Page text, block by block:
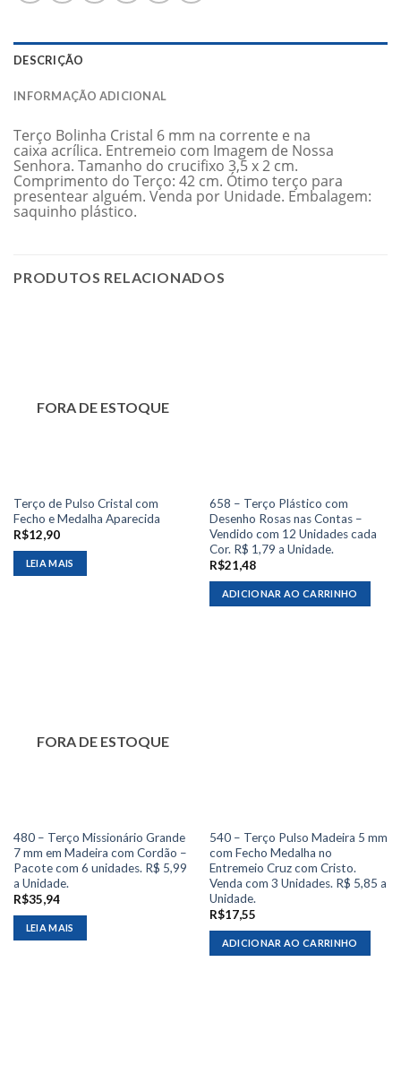
DESCRIÇÃO
INFORMAÇÃO ADICIONAL
Terço Bolinha Cristal 6 mm na corrente e na
caixa acrílica. Entremeio com Imagem de Nossa
Senhora. Tamanho do crucifixo 3,5 x 2 cm.
Comprimento do Terço: 42 cm. Ótimo terço para
presentear alguém. Venda por Unidade. Embalagem:
saquinho plástico.
PRODUTOS RELACIONADOS
FORA DE ESTOQUE
Terço de Pulso Cristal com
Fecho e Medalha Aparecida
R$12,90
LEIA MAIS
658 – Terço Plástico com
Desenho Rosas nas Contas –
Vendido com 12 Unidades cada
Cor. R$ 1,79 a Unidade.
R$21,48
ADICIONAR AO CARRINHO
FORA DE ESTOQUE
480 – Terço Missionário Grande
7 mm em Madeira com Cordão –
Pacote com 6 unidades. R$ 5,99
a Unidade.
R$35,94
LEIA MAIS
540 – Terço Pulso Madeira 5 mm
com Fecho Medalha no
Entremeio Cruz com Cristo.
Venda com 3 Unidades. R$ 5,85 a
Unidade.
R$17,55
ADICIONAR AO CARRINHO